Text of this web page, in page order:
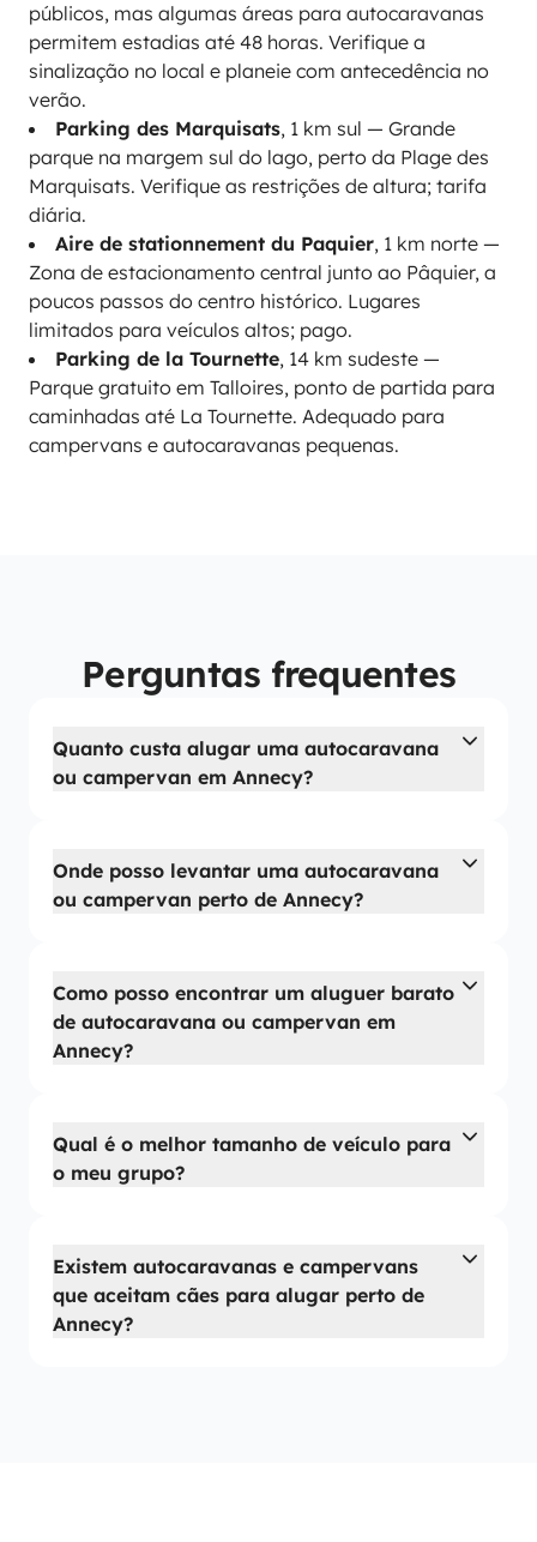
públicos, mas algumas áreas para autocaravanas
permitem estadias até 48 horas. Verifique a
sinalização no local e planeie com antecedência no
verão.
Parking des Marquisats, 1 km sul — Grande
parque na margem sul do lago, perto da Plage des
Marquisats. Verifique as restrições de altura; tarifa
diária.
Aire de stationnement du Paquier, 1 km norte —
Zona de estacionamento central junto ao Pâquier, a
poucos passos do centro histórico. Lugares
limitados para veículos altos; pago.
Parking de la Tournette, 14 km sudeste —
Parque gratuito em Talloires, ponto de partida para
caminhadas até La Tournette. Adequado para
campervans e autocaravanas pequenas.
Perguntas frequentes
Quanto custa alugar uma autocaravana
ou campervan em Annecy?
Onde posso levantar uma autocaravana
ou campervan perto de Annecy?
Como posso encontrar um aluguer barato
de autocaravana ou campervan em
Annecy?
Qual é o melhor tamanho de veículo para
o meu grupo?
Existem autocaravanas e campervans
que aceitam cães para alugar perto de
Annecy?